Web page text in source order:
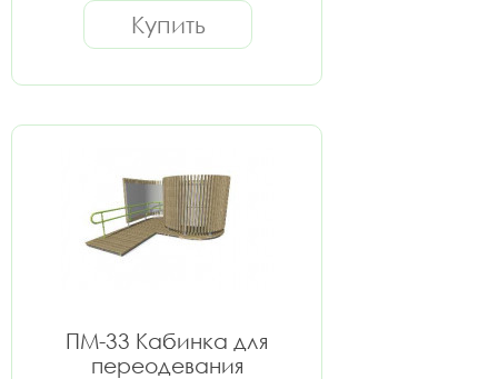
Купить
ПМ-33 Кабинка для
переодевания